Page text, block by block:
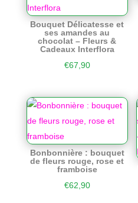
Bouquet Délicatesse et
ses amandes au
chocolat – Fleurs &
Cadeaux Interflora
€67,90
Bonbonnière : bouquet
de fleurs rouge, rose et
framboise
€62,90